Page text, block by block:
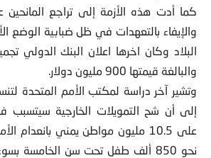
كما أدت هذه الأزمة إلى تراجع المانحين
والإيفاء بالتعهدات في ظل ضبابية
البلاد وكان اخرها اعلان البنك الدولي
والبالغة قيمتها 900 مليون دولار.
وتشير آخر دراسة لمكتب الأمم المتحدة
إلى أن شح التمويلات الخارجية سيتسبب في
على 10.5 مليون مواطن يمني
نحو 850 ألف طفل تحت سن الخامسة